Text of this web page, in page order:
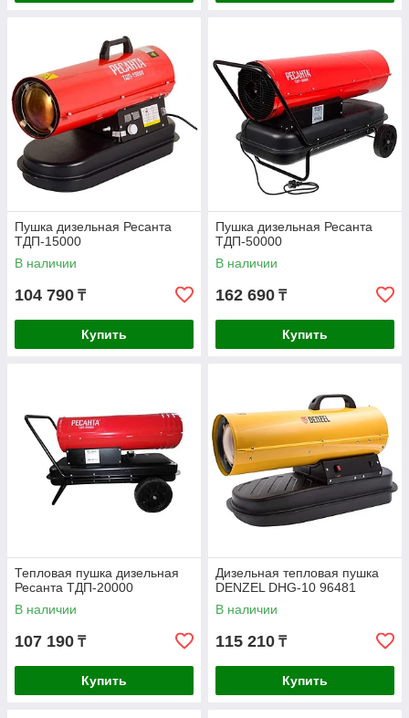
Пушка дизельная Ресанта
ТДП-15000
В наличии
104 790 ₸
Купить
Пушка дизельная Ресанта
ТДП-50000
В наличии
162 690 ₸
Купить
Тепловая пушка дизельная
Ресанта ТДП-20000
В наличии
107 190 ₸
Купить
Дизельная тепловая пушка
DENZEL DHG-10 96481
В наличии
115 210 ₸
Купить